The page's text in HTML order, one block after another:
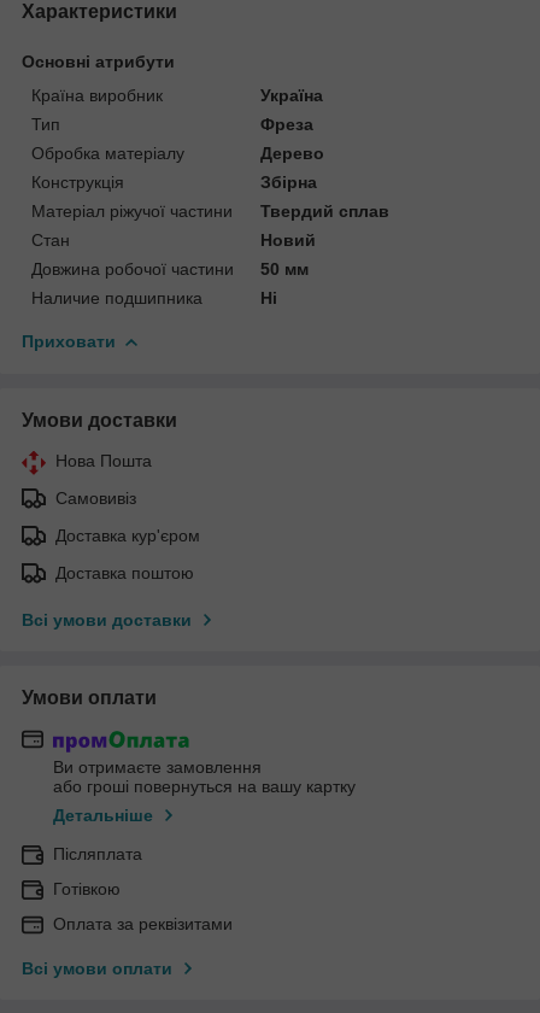
Характеристики
Основні атрибути
Країна виробник
Україна
Тип
Фреза
Обробка матеріалу
Дерево
Конструкція
Збірна
Матеріал ріжучої частини
Твердий сплав
Стан
Новий
Довжина робочої частини
50 мм
Наличие подшипника
Ні
Приховати
Умови доставки
Нова Пошта
Самовивіз
Доставка кур'єром
Доставка поштою
Всі умови доставки
Умови оплати
Ви отримаєте замовлення
або гроші повернуться на вашу картку
Детальніше
Післяплата
Готівкою
Оплата за реквізитами
Всі умови оплати